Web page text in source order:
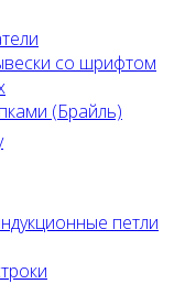
со шрифтом
(Брайль)
петли